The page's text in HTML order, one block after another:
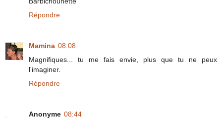
Répondre
Mamina 08:08
Magnifiques... tu me fais envie, plus que tu ne peux
l'imaginer.
Répondre
Anonyme 08:44